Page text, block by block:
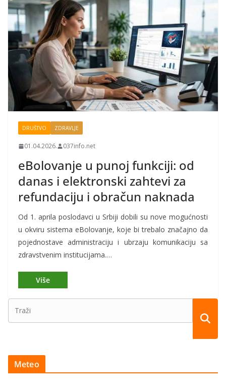
DRUŠTVO ZDRAVLJE
01.04.2026. 037info.net
eBolovanje u punoj funkciji: od
danas i elektronski zahtevi za
refundaciju i obračun naknada
Od 1. aprila poslodavci u Srbiji dobili su nove mogućnosti
u okviru sistema eBolovanje, koje bi trebalo značajno da
pojednostave administraciju i ubrzaju komunikaciju sa
zdravstvenim institucijama.…
Meteo